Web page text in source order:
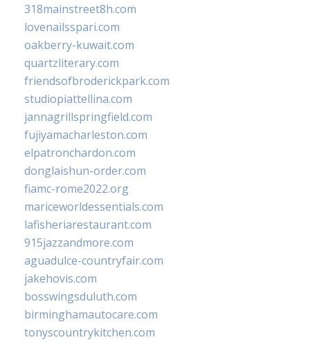
318mainstreet8h.com
lovenailsspari.com
oakberry-kuwait.com
quartzliterary.com
friendsofbroderickpark.com
studiopiattellina.com
jannagrillspringfield.com
fujiyamacharleston.com
elpatronchardon.com
donglaishun-order.com
fiamc-rome2022.org
mariceworldessentials.com
lafisheriarestaurant.com
915jazzandmore.com
aguadulce-countryfair.com
jakehovis.com
bosswingsduluth.com
birminghamautocare.com
tonyscountrykitchen.com